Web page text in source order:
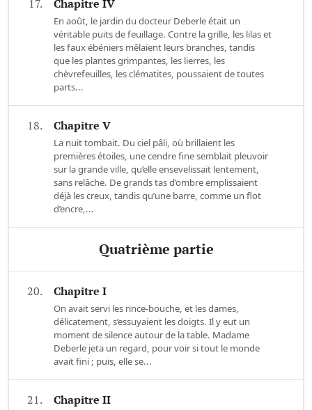
17. Chapitre IV
En août, le jardin du docteur Deberle était un
véritable puits de feuillage. Contre la grille, les lilas et
les faux ébéniers mêlaient leurs branches, tandis
que les plantes grimpantes, les lierres, les
chèvrefeuilles, les clématites, poussaient de toutes
parts...
18. Chapitre V
La nuit tombait. Du ciel pâli, où brillaient les
premières étoiles, une cendre fine semblait pleuvoir
sur la grande ville, qu’elle ensevelissait lentement,
sans relâche. De grands tas d’ombre emplissaient
déjà les creux, tandis qu’une barre, comme un flot
d’encre,...
Quatrième partie
20. Chapitre I
On avait servi les rince-bouche, et les dames,
délicatement, s’essuyaient les doigts. Il y eut un
moment de silence autour de la table. Madame
Deberle jeta un regard, pour voir si tout le monde
avait fini ; puis, elle se...
21. Chapitre II